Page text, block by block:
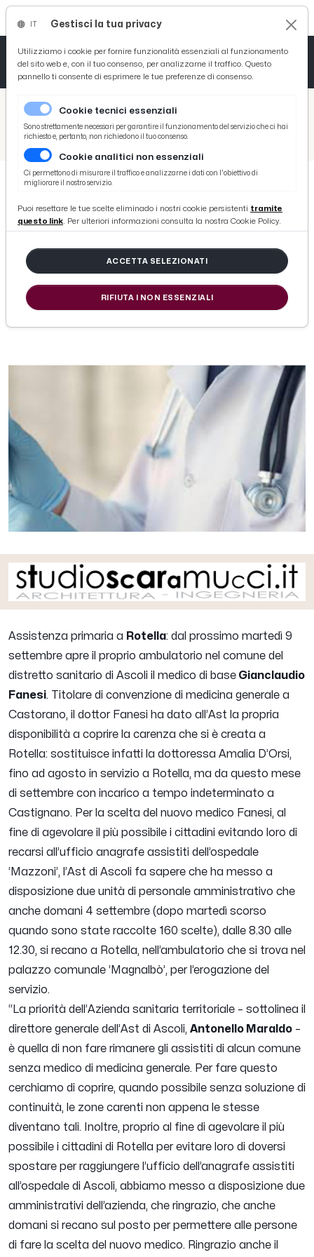
/ Picenotime
/ Salute
A Rotella arriva un nuovo medico di base: Gianclaudio Fanesi sostituirà la dottoressa D'Orsi
A Rotella arriva un nuovo medico
di base: Gianclaudio Fanesi
sostituirà la dottoressa D'Orsi
di Redazione Picenotime
Assistenza primaria a Rotella: dal prossimo martedì 9
settembre apre il proprio ambulatorio nel comune del
distretto sanitario di Ascoli il medico di base Gianclaudio
Fanesi. Titolare di convenzione di medicina generale a
Castorano, il dottor Fanesi ha dato all’Ast la propria
disponibilità a coprire la carenza che si è creata a
Rotella: sostituisce infatti la dottoressa Amalia D’Orsi,
fino ad agosto in servizio a Rotella, ma da questo mese
di settembre con incarico a tempo indeterminato a
Castignano. Per la scelta del nuovo medico Fanesi, al
fine di agevolare il più possibile i cittadini evitando loro di
recarsi all’ufficio anagrafe assistiti dell’ospedale
‘Mazzoni’, l’Ast di Ascoli fa sapere che ha messo a
disposizione due unità di personale amministrativo che
anche domani 4 settembre (dopo martedì scorso
quando sono state raccolte 160 scelte), dalle 8.30 alle
12.30, si recano a Rotella, nell’ambulatorio che si trova nel
palazzo comunale ‘Magnalbò’, per l’erogazione del
servizio.
“ La priorità dell’Azienda sanitaria territoriale – sottolinea il
direttore generale dell’Ast di Ascoli, Antonello Maraldo –
è quella di non fare rimanere gli assistiti di alcun comune
senza medico di medicina generale. Per fare questo
cerchiamo di coprire, quando possibile senza soluzione di
continuità, le zone carenti non appena le stesse
diventano tali. Inoltre, proprio al fine di agevolare il più
possibile i cittadini di Rotella per evitare loro di doversi
spostare per raggiungere l’ufficio dell’anagrafe assistiti
all’ospedale di Ascoli, abbiamo messo a disposizione due
amministrativi dell’azienda, che ringrazio, che anche
domani si recano sul posto per permettere alle persone
di fare la scelta del nuovo medico. Ringrazio anche il
Gestisci la tua privacy
Utilizziamo i cookie per fornire funzionalità essenziali al funzionamento
del sito web e, con il tuo consenso, per analizzarne il traffico. Questo
pannello ti consente di esprimere le tue preferenze di consenso.
Cookie tecnici essenziali
Sono strettamente necessari per garantire il funzionamento del servizio che ci hai
richiesto e, pertanto, non richiedono il tuo consenso.
Cookie analitici non essenziali
Ci permettono di misurare il traffico e analizzarne i dati con l'obiettivo di
migliorare il nostro servizio.
Puoi resettare le tue scelte eliminado i nostri cookie persistenti tramite
questo link. Per ulteriori informazioni consulta la nostra Cookie Policy.
ACCETTA SELEZIONATI
RIFIUTA I NON ESSENZIALI
Tutto News
Tutto Sport
Basket
Ciclismo
Tutto Curiosità